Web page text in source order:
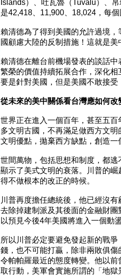
Islands）、吐瓦魯（Tuvalu）、
是42,418、11,900、18,024，每
賴清德為了得到美國的允許過境
國顧慮大陸的反制措施！這就是美
賴清德在離台前機場發表的談話中
繁榮的價值持續拓展合作，深化
要是針對美國，但是美國不敢接受
從未來的美中關係看台灣應如何改
世界正在進入一個百年，甚至五
多文明古國，不再滿足做西方文
文明優點，拋棄西方缺點，創造一
世間萬物，包括思想和制度，都
顯示了美式文明的衰落。川普的
得不做根本的改正的時候。
川普再度擔任總統後，他已經沒
去除掉建制派及其後面的金融財
以預見今後4年美國將進入一個動
所以川普必定要避免發起新的戰
錢，也不可能打贏，除非兩敗俱
令帕帕羅最近的態度轉變。他以
取行動，美軍會實施所謂的「地獄